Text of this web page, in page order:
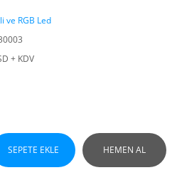
ve RGB Led
+ KDV
SEPETE EKLE HEMEN AL